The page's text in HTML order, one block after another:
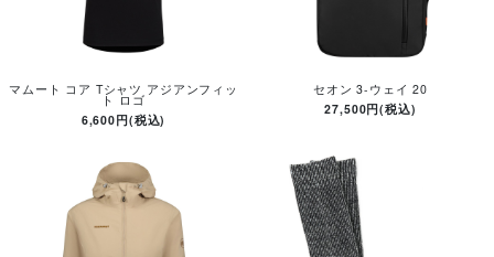
マムート コア Tシャツ アジアンフィッ
ト ロゴ
6,600円(税込)
セオン 3-ウェイ 20
27,500円(税込)